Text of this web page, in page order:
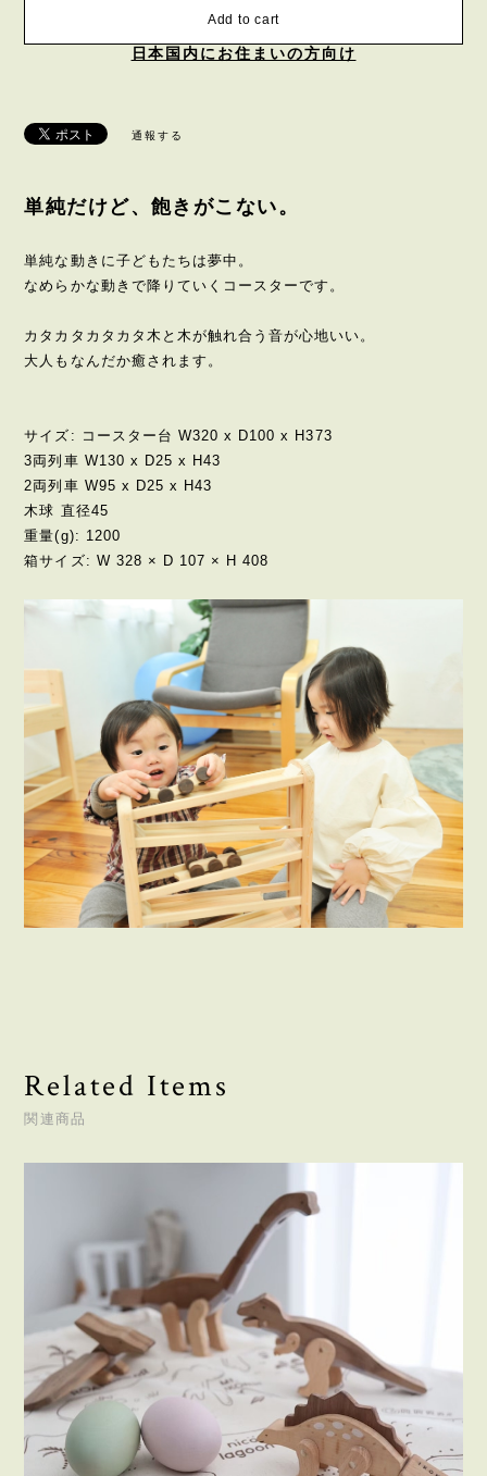
Add to cart
日本国内にお住まいの方向け
通報する
単純だけど、飽きがこない。
単純な動きに子どもたちは夢中。
なめらかな動きで降りていくコースターです。
カタカタカタカタ木と木が触れ合う音が心地いい。
大人もなんだか癒されます。
サイズ: コースター台 W320 x D100 x H373
3両列車 W130 x D25 x H43
2両列車 W95 x D25 x H43
木球 直径45
重量(g): 1200
箱サイズ: W 328 × D 107 × H 408
Related Items
関連商品